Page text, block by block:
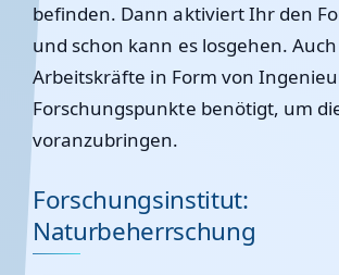
befinden. Dann aktiviert Ihr den
und schon kann es losgehen.
Arbeitskräfte in Form von
Forschungspunkte benötigt, um
voranzubringen.
Forschungsinstitut:
Naturbeherrschung